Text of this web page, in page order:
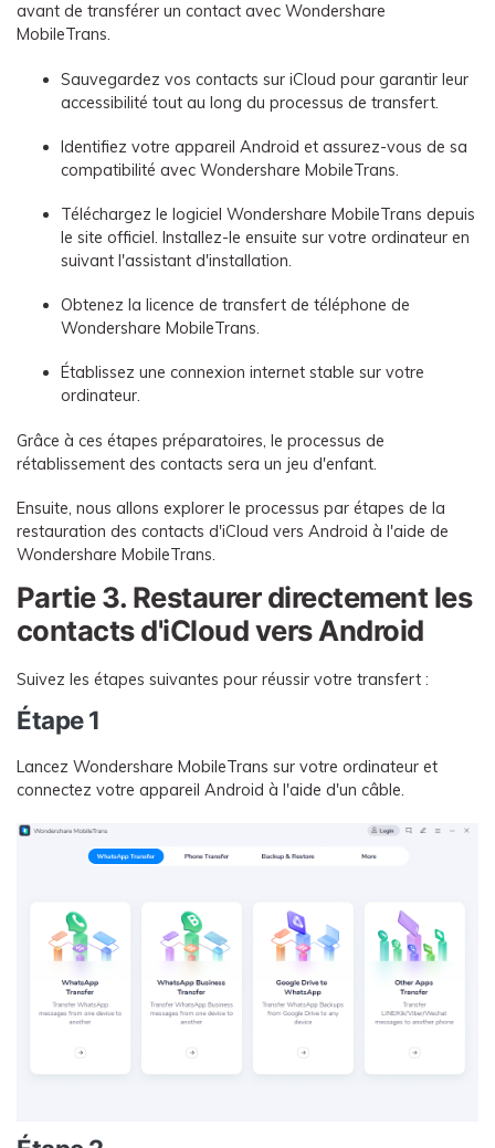
avant de transférer un contact avec Wondershare
MobileTrans.
Sauvegardez vos contacts sur iCloud pour garantir leur
accessibilité tout au long du processus de transfert.
Identifiez votre appareil Android et assurez-vous de sa
compatibilité avec Wondershare MobileTrans.
Téléchargez le logiciel Wondershare MobileTrans depuis
le site officiel. Installez-le ensuite sur votre ordinateur en
suivant l'assistant d'installation.
Obtenez la licence de transfert de téléphone de
Wondershare MobileTrans.
Établissez une connexion internet stable sur votre
ordinateur.
Grâce à ces étapes préparatoires, le processus de
rétablissement des contacts sera un jeu d'enfant.
Ensuite, nous allons explorer le processus par étapes de la
restauration des contacts d'iCloud vers Android à l'aide de
Wondershare MobileTrans.
Partie 3. Restaurer directement les
contacts d'iCloud vers Android
Suivez les étapes suivantes pour réussir votre transfert :
Étape 1
Lancez Wondershare MobileTrans sur votre ordinateur et
connectez votre appareil Android à l'aide d'un câble.